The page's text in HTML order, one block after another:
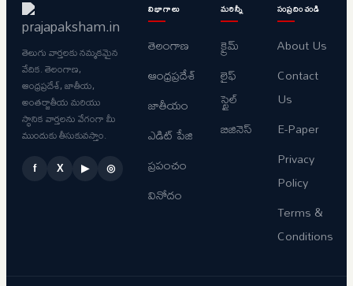
తెలుగు వార్తలకు నమ్మకమైన
వేదిక. తెలంగాణ,
ఆంధ్రప్రదేశ్, జాతీయ,
అంతర్జాతీయ మరియు
స్థానిక వార్తలను వేగంగా మీ
ముందుకు తీసుకువస్తాం.
f X ▶ ◎
విభాగాలు
తెలంగాణ
ఆంధ్రప్రదేశ్
జాతీయం
ఎడిట్ పేజి
ప్రపంచం
వినోదం
మరిన్నీ
క్రైమ్
లైఫ్
స్టైల్
బిజినెస్
సంప్రదించండి
About Us
Contact
Us
E-Paper
Privacy
Policy
Terms &
Conditions